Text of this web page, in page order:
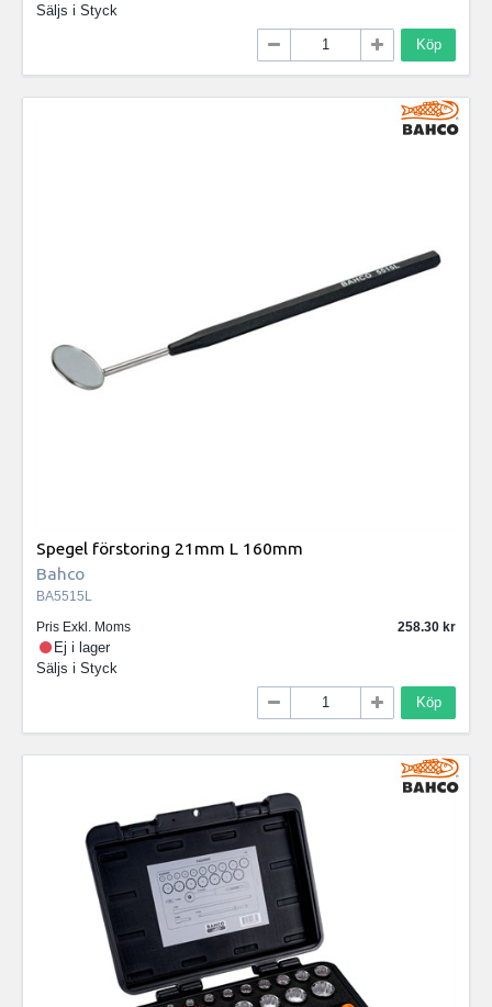
Säljs i Styck
Köp
Spegel förstoring 21mm L 160mm
Bahco
BA5515L
Pris Exkl. Moms
258.30
Ej i lager
Säljs i Styck
Köp